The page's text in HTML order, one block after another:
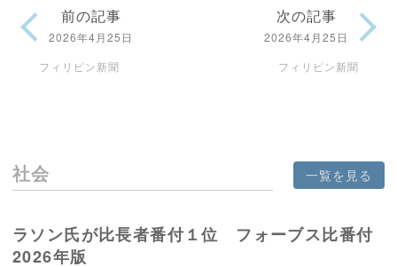
前の記事
2026年4月25日
フィリピン新聞
次の記事
2026年4月25日
フィリピン新聞
社会 一覧を見る
ラソン氏が比長者番付１位 フォーブス比番付
2026年版